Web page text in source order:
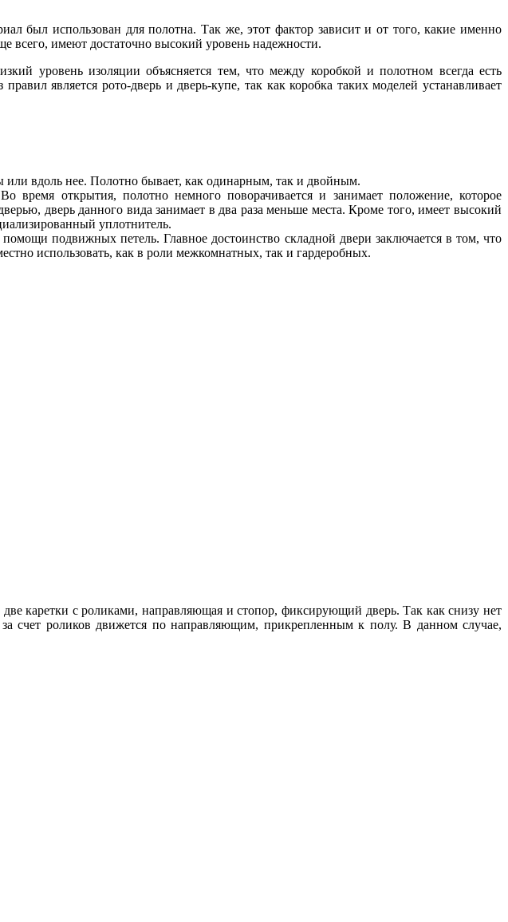
был использован для полотна. Так же, этот фактор зависит и от того, какие именно
всего, имеют достаточно высокий уровень надежности.
уровень изоляции объясняется тем, что между коробкой и полотном всегда есть
является рото-дверь и дверь-купе, так как коробка таких моделей устанавливает
вдоль нее. Полотно бывает, как одинарным, так и двойным.
открытия, полотно немного поворачивается и занимает положение, которое
дверь данного вида занимает в два раза меньше места. Кроме того, имеет высокий
уплотнитель.
подвижных петель. Главное достоинство складной двери заключается в том, что
использовать, как в роли межкомнатных, так и гардеробных.
каретки с роликами, направляющая и стопор, фиксирующий дверь. Так как снизу нет
счет роликов движется по направляющим, прикрепленным к полу. В данном случае,